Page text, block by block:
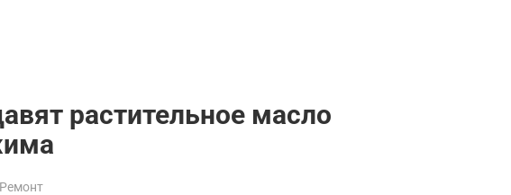
растительное масло
Ремонт